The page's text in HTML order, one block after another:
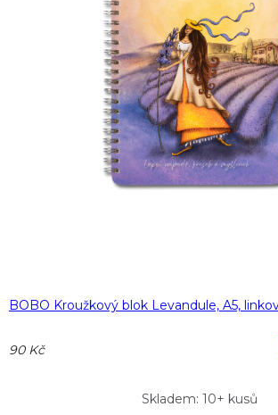
BOBO Kroužkový blok Levandule, A5,
90 Kč
Skladem: 10+ kusů